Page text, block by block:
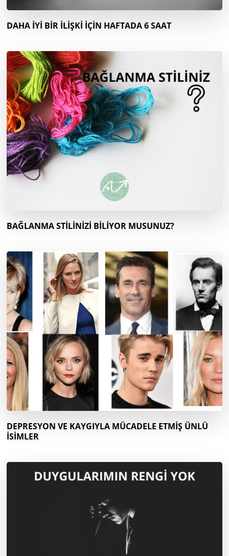
DAHA İYİ BİR İLİŞKİ İÇİN HAFTADA 6 SAAT
BAĞLANMA STİLİNİZİ BİLİYOR MUSUNUZ?
DEPRESYON VE KAYGIYLA MÜCADELE ETMİŞ ÜNLÜ
İSİMLER